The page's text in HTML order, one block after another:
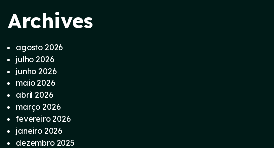
Archives
agosto 2026
julho 2026
junho 2026
maio 2026
abril 2026
março 2026
fevereiro 2026
janeiro 2026
dezembro 2025